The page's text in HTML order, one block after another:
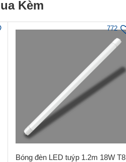
Kèm
772
Bóng đèn LED tuýp 1.2m 18W T8